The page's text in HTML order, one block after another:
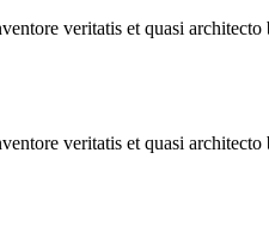
veritatis et quasi architecto
veritatis et quasi architecto